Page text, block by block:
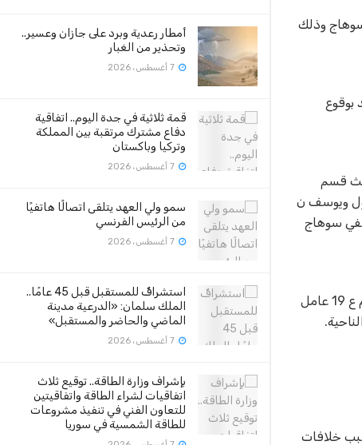
أمطار رعدية وبرد على جازان وعسير..
وتحذير من الغبار
قمة ثلاثية في جدة اليوم.. اتفاقية
دفاع مشترك مرتقبة بين المملكة
وتركيا وباكستان
سمو ولي العهد يتلقى اتصالًا هاتفيًا
من الرئيس الفرنسي
استشرافٌ للمستقبل قبل 45 عامًا..
الملك سلمان: «الدرعية مدينة
الماضي والحاضر والمستقبل»
بإشراف وزارة الطاقة.. توقيع ثلاث
اتفاقيات لشراء الطاقة واتفاقيتين
للتعاون الفني في تنفيذ مشروعات
للطاقة الشمسية في سوريا
سوهاج وذلك
بوقوع
قسم
وبالفحص تبين أنها بين كلاً من طرف أول ناصر ع ح ع 43 سنة مقاول ويوسف ن
سوهاج
وبين طرف ثان فاطمة م ع 60 سنة ربة منزل وإبراهيم ا م ع 16 سنة طالب مصابين ” جروح قطعية وكدمات متفرقة بالجسم ” وهشام ا م ع 19 عامل
خلافات